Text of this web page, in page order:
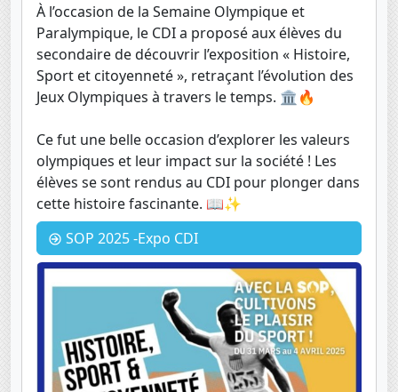
À l’occasion de la Semaine Olympique et
Paralympique, le CDI a proposé aux élèves du
secondaire de découvrir l’exposition « Histoire,
Sport et citoyenneté », retraçant l’évolution des
Jeux Olympiques à travers le temps. 🏛️🔥
Ce fut une belle occasion d’explorer les valeurs
olympiques et leur impact sur la société ! Les
élèves se sont rendus au CDI pour plonger dans
cette histoire fascinante. 📖✨
SOP 2025 -Expo CDI